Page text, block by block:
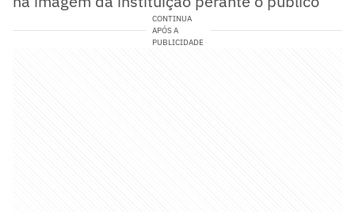
CONTINUA
APÓS A
PUBLICIDADE